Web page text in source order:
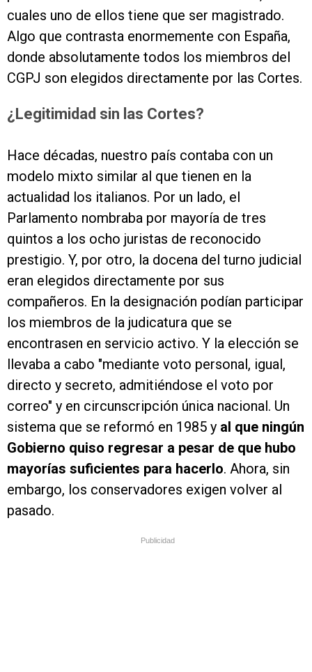
cuales uno de ellos tiene que ser magistrado.
Algo que contrasta enormemente con España,
donde absolutamente todos los miembros del
CGPJ son elegidos directamente por las Cortes.
¿Legitimidad sin las Cortes?
Hace décadas, nuestro país contaba con un
modelo mixto similar al que tienen en la
actualidad los italianos. Por un lado, el
Parlamento nombraba por mayoría de tres
quintos a los ocho juristas de reconocido
prestigio. Y, por otro, la docena del turno judicial
eran elegidos directamente por sus
compañeros. En la designación podían participar
los miembros de la judicatura que se
encontrasen en servicio activo. Y la elección se
llevaba a cabo "mediante voto personal, igual,
directo y secreto, admitiéndose el voto por
correo" y en circunscripción única nacional. Un
sistema que se reformó en 1985 y al que ningún
Gobierno quiso regresar a pesar de que hubo
mayorías suficientes para hacerlo. Ahora, sin
embargo, los conservadores exigen volver al
pasado.
Publicidad